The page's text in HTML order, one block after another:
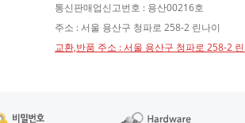
통신판매업신고번호 : 용산00216호
주소 : 서울 용산구 청파로 258-2 린나이
교환,반품 주소 : 서울 용산구 청파로 258-2